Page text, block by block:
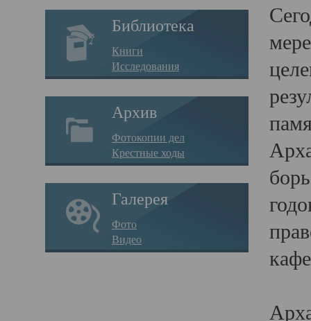
Библиотека
Книги
Исследования
Архив
Фотокопии дел
Крестные ходы
Галерея
Фото
Видео